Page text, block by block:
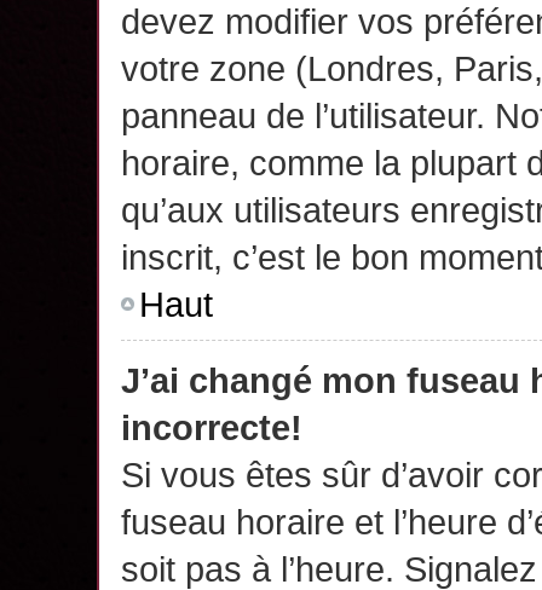
devez modifier vos
votre zone (Londres,
panneau de l’utilisateur.
horaire, comme la plupart
qu’aux utilisateurs
inscrit, c’est le bon
Haut
J’ai changé mon fuseau
incorrecte!
Si vous êtes sûr d’avoir
fuseau horaire et l’heure
soit pas à l’heure.